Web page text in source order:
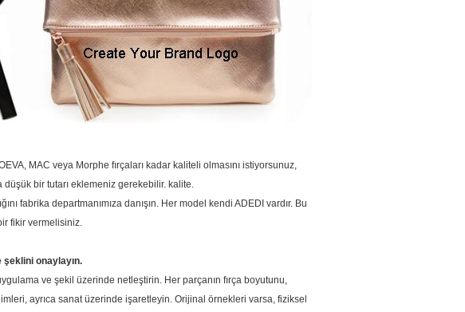
MAC veya Morphe fırçaları kadar kaliteli olmasını istiyorsunuz,
bir tutarı eklemeniz gerekebilir. kalite.
fabrika departmanımıza danışın. Her model kendi ADEDI vardır. Bu
fikir vermelisiniz.
şeklini onaylayın.
ve şekil üzerinde netleştirin. Her parçanın fırça boyutunu,
ayrıca sanat üzerinde işaretleyin. Orijinal örnekleri varsa, fiziksel